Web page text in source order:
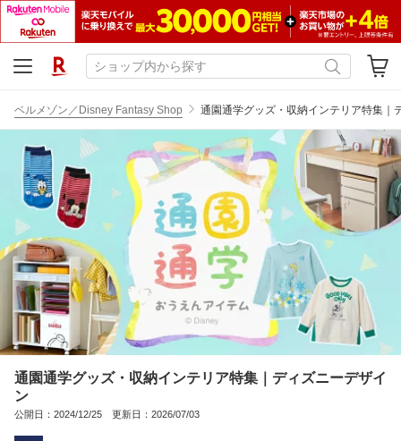
ベルメゾン／Disney Fantasy Shop 通園通学グッズ・収納インテリア特集｜
通園通学グッズ・収納インテリア特集｜ディズニーデザイ
ン
公開日：2024/12/25 更新日：2026/07/03